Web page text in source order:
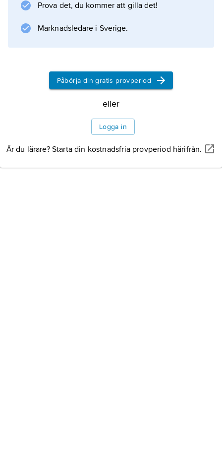
Brysselkonferensen 1874 (om krigets lagar)
och den andra fredskonferensen i Haag 1907.
Vid den senare gav han upphov till
Prova det, du kommer att gilla det!
Marknadsledare i Sverige.
Påbörja din gratis provperiod
eller
Logga in
Är du lärare? Starta din kostnadsfria provperiod härifrån.